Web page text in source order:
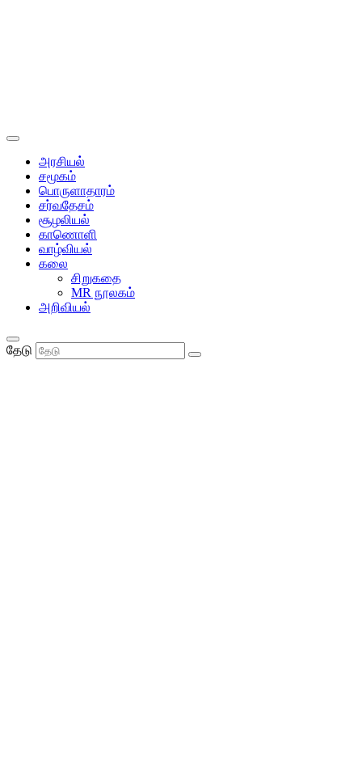
அரசியல்
சமூகம்
பொருளாதாரம்
சர்வதேசம்
சூழலியல்
காணொளி
வாழ்வியல்
கலை
சிறுகதை
MR நூலகம்
அறிவியல்
தேடு